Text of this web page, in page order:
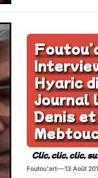
Hyaric
journal
Denis
Foutou'art 13 Août